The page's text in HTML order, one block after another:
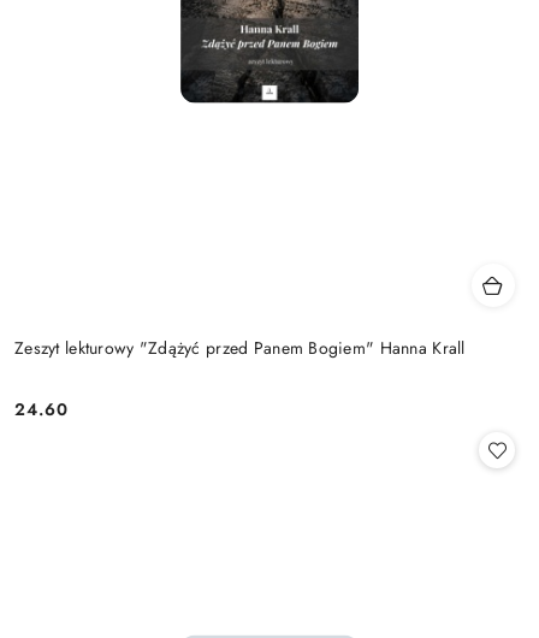
Zeszyt lekturowy "Zdążyć przed Panem Bogiem" Hanna Krall
Cena:
24.60